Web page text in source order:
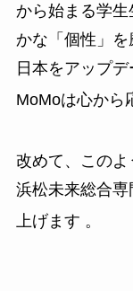
から始まる学
かな「個性」
日本をアップ
MoMoは心から
改めて、この
浜松未来総合
上げます 。